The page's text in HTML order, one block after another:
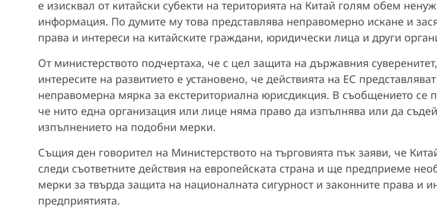
е изисквал от китайски субекти на територията на Китай голям обем
информация. По думите му това представлява неправомерно искане и
права и интереси на китайските граждани, юридически лица и други
От министерството подчертаха, че с цел защита на държавния
интересите на развитието е установено, че действията на ЕС представляват
неправомерна мярка за екстериториална юрисдикция. В съобщението се
че нито една организация или лице няма право да изпълнява или да
изпълнението на подобни мерки.
Същия ден говорител на Министерството на търговията пък заяви, че
следи съответните действия на европейската страна и ще предприеме
мерки за твърда защита на националната сигурност и законните права и
предприятията.